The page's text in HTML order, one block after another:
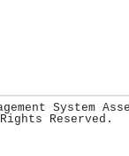
System
Reserved.